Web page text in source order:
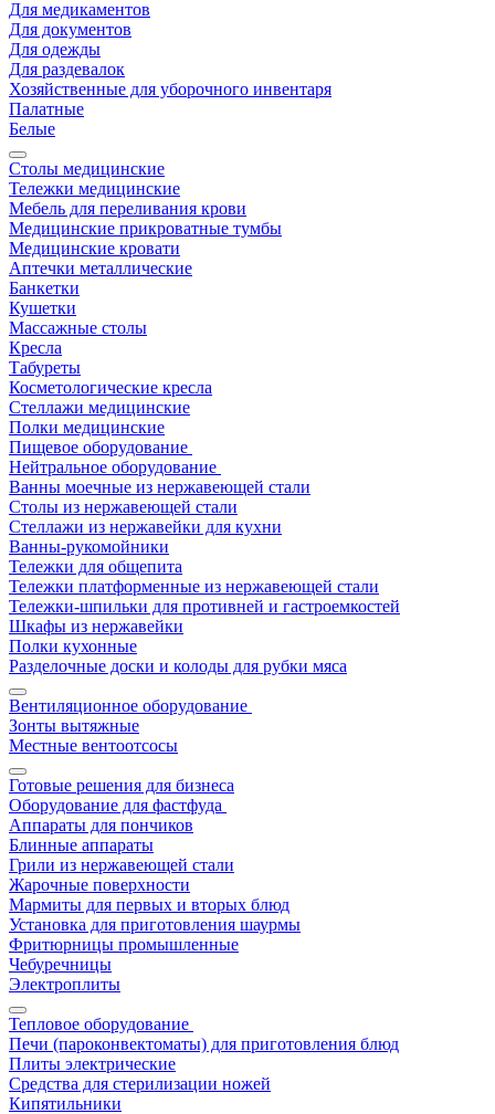
Для медикаментов
Для документов
Для одежды
Для раздевалок
Хозяйственные для уборочного инвентаря
Палатные
Белые
Столы медицинские
Тележки медицинские
Мебель для переливания крови
Медицинские прикроватные тумбы
Медицинские кровати
Аптечки металлические
Банкетки
Кушетки
Массажные столы
Кресла
Табуреты
Косметологические кресла
Стеллажи медицинские
Полки медицинские
Пищевое оборудование
Нейтральное оборудование
Ванны моечные из нержавеющей стали
Столы из нержавеющей стали
Стеллажи из нержавейки для кухни
Ванны-рукомойники
Тележки для общепита
Тележки платформенные из нержавеющей стали
Тележки-шпильки для противней и гастроемкостей
Шкафы из нержавейки
Полки кухонные
Разделочные доски и колоды для рубки мяса
Вентиляционное оборудование
Зонты вытяжные
Местные вентоотсосы
Готовые решения для бизнеса
Оборудование для фастфуда
Аппараты для пончиков
Блинные аппараты
Грили из нержавеющей стали
Жарочные поверхности
Мармиты для первых и вторых блюд
Установка для приготовления шаурмы
Фритюрницы промышленные
Чебуречницы
Электроплиты
Тепловое оборудование
Печи (пароконвектоматы) для приготовления блюд
Плиты электрические
Средства для стерилизации ножей
Кипятильники